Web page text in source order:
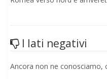
I lati negativi
Ancora non ne conosciamo,